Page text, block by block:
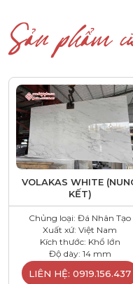
Sản phẩm
VOLAKAS WHITE
KẾT)
Chủng loại: Đá Nhân Tạo
Xuất xứ: Việt Nam
Kích thước: Khổ lớn
Độ dày: 14 mm
LIÊN HỆ: 0919.156.437